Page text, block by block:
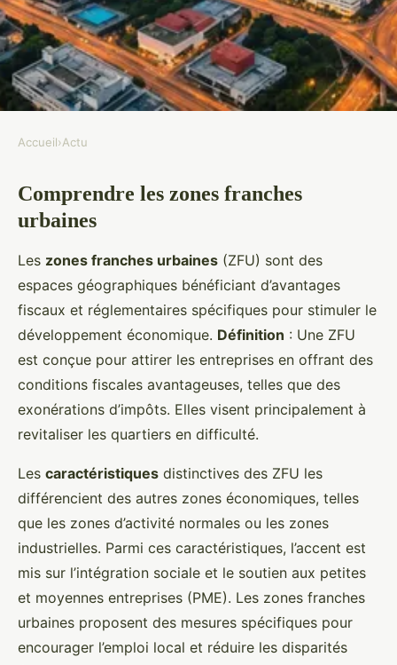
Explorez les avantages
d"investir dans l"immobilier en
zones franches urbaines : une
opportunité à saisir !
Romy• 19 novembre 2024 7 min de lecture
Accueil›Actu
Comprendre les zones franches
urbaines
Les zones franches urbaines (ZFU) sont des
espaces géographiques bénéficiant d’avantages
fiscaux et réglementaires spécifiques pour stimuler le
développement économique. Définition : Une ZFU
est conçue pour attirer les entreprises en offrant des
conditions fiscales avantageuses, telles que des
exonérations d’impôts. Elles visent principalement à
revitaliser les quartiers en difficulté.
Les caractéristiques distinctives des ZFU les
différencient des autres zones économiques, telles
que les zones d’activité normales ou les zones
industrielles. Parmi ces caractéristiques, l’accent est
mis sur l’intégration sociale et le soutien aux petites
et moyennes entreprises (PME). Les zones franches
urbaines proposent des mesures spécifiques pour
encourager l’emploi local et réduire les disparités